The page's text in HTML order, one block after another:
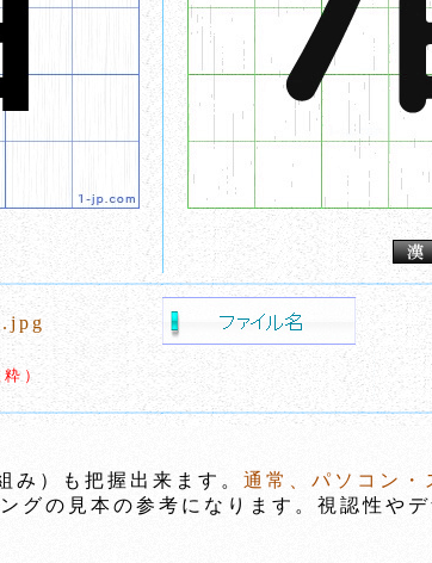
粋）
み）も把握出来ます。 通常、パソコン
グの見本の参考になります。視認性や